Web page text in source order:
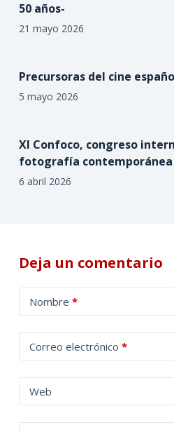
50 años-
21 mayo 2026
Precursoras del cine
5 mayo 2026
XI Confoco, congreso
fotografía contemporánea
6 abril 2026
Deja un comentario
Nombre *
Correo electrónico *
Web
l
t
a
t